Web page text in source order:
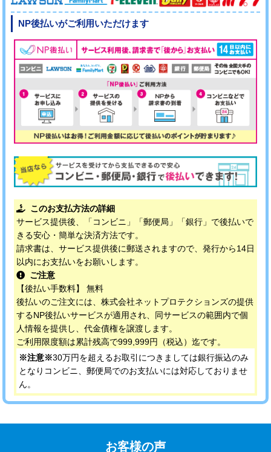
NP後払いがご利用いただけます
このお支払方法の詳細
サービス提供後、「コンビニ」「郵便局」「銀行」で後払いで
きる安心・簡単な決済方法です。
請求書は、サービス提供後に郵送されますので、発行から14日
以内にお支払いをお願いします。
ご注意
【後払い手数料】 無料
後払いのご注文には、株式会社ネットプロテクションズの提供
するNP後払いサービスが適用され、同サービスの範囲内で個
人情報を提供し、代金債権を譲渡します。
ご利用限度額は累計残高で999,999円（税込）迄です。
※注意※30万円を超えるお取引につきましては銀行振込のみ
となりコンビニ、郵便局でのお支払いには対応しておりませ
ん。
お客様の声